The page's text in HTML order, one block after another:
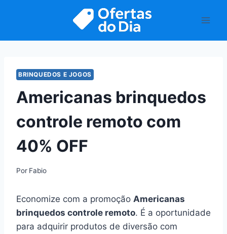
BRINQUEDOS E JOGOS
Americanas brinquedos
controle remoto com
40% OFF
Por Fabio
Economize com a promoção Americanas
brinquedos controle remoto. É a oportunidade
para adquirir produtos de diversão com